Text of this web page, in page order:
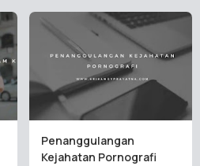
Penanggulangan
Kejahatan Pornografi